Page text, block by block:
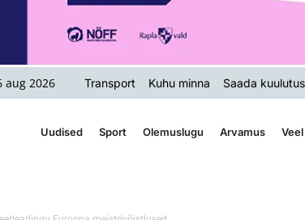
aug 2026 Transport Kuhu minna Saada kuulutus
Uudised Sport Olemuslugu Arvamus Veel